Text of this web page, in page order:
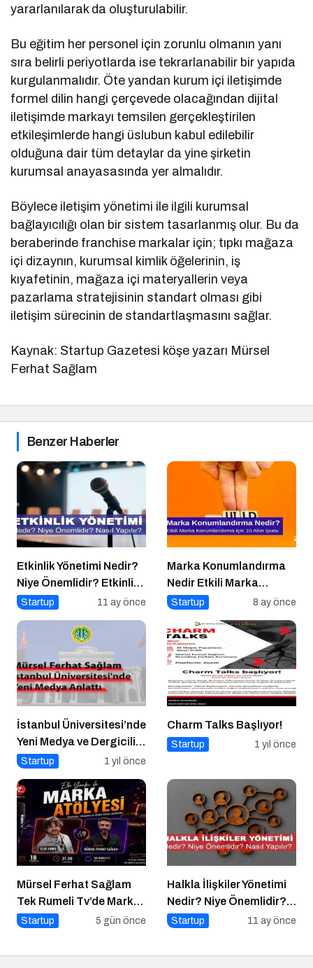
yararlanılarak da oluşturulabilir.
Bu eğitim her personel için zorunlu olmanın yanı
sıra belirli periyotlarda ise tekrarlanabilir bir yapıda
kurgulanmalıdır. Öte yandan kurum içi iletişimde
formel dilin hangi çerçevede olacağından dijital
iletişimde markayı temsilen gerçekleştirilen
etkileşimlerde hangi üslubun kabul edilebilir
olduğuna dair tüm detaylar da yine şirketin
kurumsal anayasasında yer almalıdır.
Böylece iletişim yönetimi ile ilgili kurumsal
bağlayıcılığı olan bir sistem tasarlanmış olur. Bu da
beraberinde franchise markalar için; tıpkı mağaza
içi dizaynın, kurumsal kimlik öğelerinin, iş
kıyafetinin, mağaza içi materyallerin veya
pazarlama stratejisinin standart olması gibi
iletişim sürecinin de standartlaşmasını sağlar.
Kaynak: Startup Gazetesi köşe yazarı Mürsel
Ferhat Sağlam
Benzer Haberler
Etkinlik Yönetimi Nedir?
Niye Önemlidir? Etkinlik
Yönetimi Nasıl Yapılır?
Startup 11 ay önce
Marka Konumlandırma
Nedir Etkili Marka
Konumlandırma İçin 10
Startup 8 ay önce
İstanbul Üniversitesi’nde
Yeni Medya ve Dergicilik
Konuşuldu
Startup 1 yıl önce
Charm Talks Başlıyor!
Startup 1 yıl önce
Mürsel Ferhat Sağlam
Tek Rumeli Tv’de Marka
Atölyesi Programına
Startup 5 gün önce
Halkla İlişkiler Yönetimi
Nedir? Niye Önemlidir?
Halkla İlişkiler Yönetimi
Startup 11 ay önce